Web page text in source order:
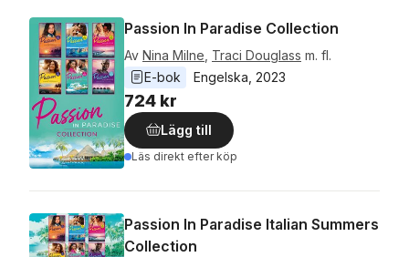
Passion In Paradise Collection
Av Nina Milne Traci Douglass m. fl.
E-bok
Engelska 2023
724 kr
Lägg till
Läs direkt efter köp
Passion In Paradise Italian Summers
Collection